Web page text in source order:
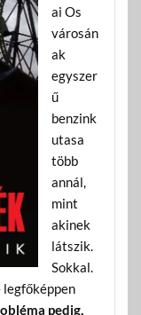
ai Os
városán
ak
egyszer
ű
benzink
utasa
több
annál,
mint
akinek
látszik.
Sokkal.
legfőképpen
pedig,